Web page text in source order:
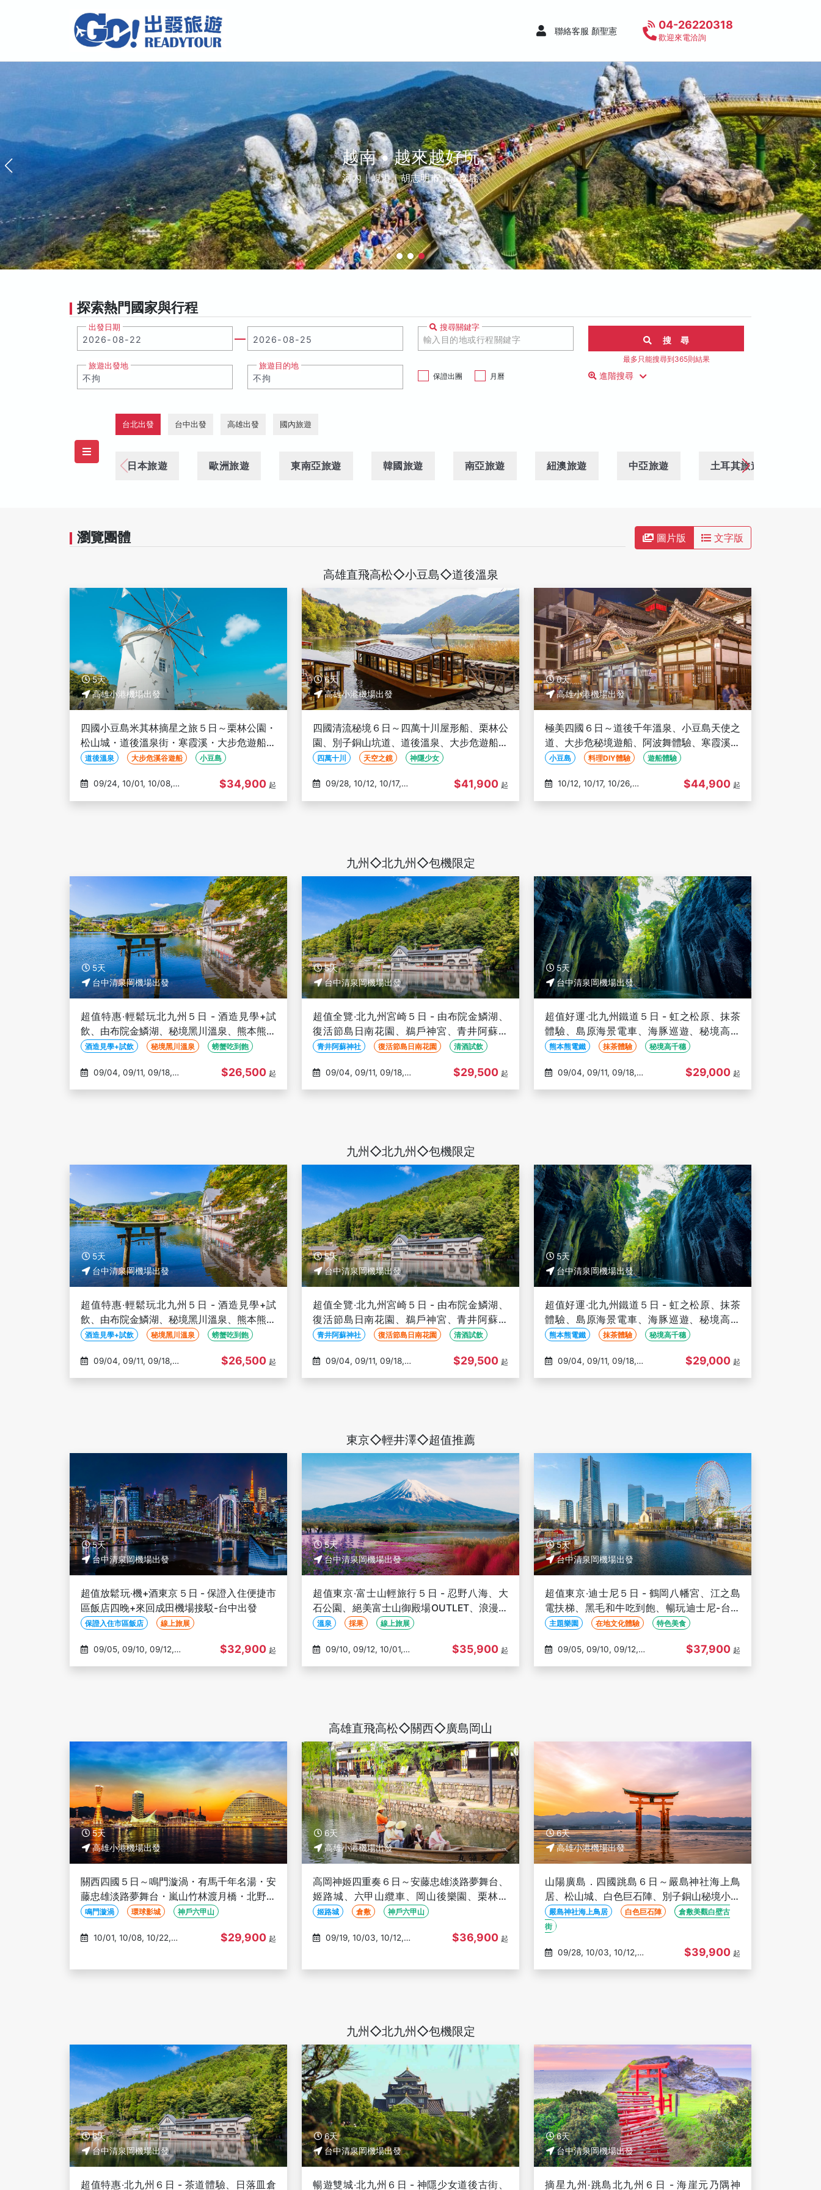
聯絡客服 顏聖憲 04-26220318
歡迎來電洽詢
和之美 日本全方位行旅
北｜北陸｜東京｜中部｜關西｜中四國｜九州
探索熱門國家與行程
出發日期 搜尋關鍵字
旅遊出發地
旅遊目的地
保證出團
月曆
搜 尋
最多只能搜尋到365則結果
進階搜尋
台北出發 台中出發 高雄出發 國內旅遊
日本旅遊 歐洲旅遊 東南亞旅遊 韓國旅遊 南亞旅遊 紐澳旅遊 中亞旅遊 土耳其旅遊
瀏覽團體 圖片版 文字版
高雄直飛高松◇小豆島◇道後溫泉
5天
高雄小港機場出發
四國小豆島米其林摘星之旅５日～栗林公園・
松山城・道後溫泉街・寒霞溪・大步危遊船・
天使之路・金刀比羅宮－高雄出發
道後溫泉 大步危溪谷遊船 小豆島
$34,900 起
6天
高雄小港機場出發
四國清流秘境６日～四萬十川屋形船、栗林公
園、別子銅山坑道、道後溫泉、大步危遊船、
祖谷葛藤橋、金刀比羅宮－高雄出發
四萬十川 天空之鏡 神隱少女
$41,900 起
6天
高雄小港機場出發
極美四國６日～道後千年溫泉、小豆島天使之
道、大步危秘境遊船、阿波舞體驗、寒霞溪纜
車、金刀比羅宮、松山城-高雄出發
小豆島 料理DIY體驗 遊船體驗
$44,900 起
九州◇北九州◇包機限定
5天
台中清泉岡機場出發
超值特惠‧輕鬆玩北九州５日 - 酒造見學+試
飲、由布院金鱗湖、秘境黑川溫泉、熊本熊電
鐵、螃蟹吃到飽-台中出發
酒造見學+試飲 秘境黑川溫泉 螃蟹吃到飽
$26,500 起
5天
台中清泉岡機場出發
超值全覽‧北九州宮崎５日 - 由布院金鱗湖、
復活節島日南花園、鵜戶神宮、青井阿蘇神
社、清酒試飲、巨無霸熊本熊-台中出發
青井阿蘇神社 復活節島日南花園 清酒試飲
$29,500 起
5天
台中清泉岡機場出發
超值好運‧北九州鐵道５日 - 虹之松原、抹茶
體驗、島原海景電車、海豚巡遊、秘境高千
穗、熊本熊電鐵、旅人觀光列車-台中出發
熊本熊電鐵 抹茶體驗 秘境高千穗
$29,000 起
九州◇北九州◇包機限定
5天
台中清泉岡機場出發
超值特惠‧輕鬆玩北九州５日 - 酒造見學+試
飲、由布院金鱗湖、秘境黑川溫泉、熊本熊電
鐵、螃蟹吃到飽-台中出發
酒造見學+試飲 秘境黑川溫泉 螃蟹吃到飽
$26,500 起
5天
台中清泉岡機場出發
超值全覽‧北九州宮崎５日 - 由布院金鱗湖、
復活節島日南花園、鵜戶神宮、青井阿蘇神
社、清酒試飲、巨無霸熊本熊-台中出發
青井阿蘇神社 復活節島日南花園 清酒試飲
$29,500 起
5天
台中清泉岡機場出發
超值好運‧北九州鐵道５日 - 虹之松原、抹茶
體驗、島原海景電車、海豚巡遊、秘境高千
穗、熊本熊電鐵、旅人觀光列車-台中出發
熊本熊電鐵 抹茶體驗 秘境高千穗
$29,000 起
東京◇輕井澤◇超值推薦
5天
台中清泉岡機場出發
超值放鬆玩‧機+酒東京５日 - 保證入住便捷市
區飯店四晚+來回成田機場接駁-台中出發
保證入住市區飯店 線上旅展
$32,900 起
5天
台中清泉岡機場出發
超值東京‧富士山輕旅行５日 - 忍野八海、大
石公園、絕美富士山御殿場OUTLET、浪漫花
手水神社、川越小江戶-台中出發
溫泉 採果 線上旅展
$35,900 起
5天
台中清泉岡機場出發
超值東京‧迪士尼５日 - 鶴岡八幡宮、江之島
電扶梯、黑毛和牛吃到飽、暢玩迪士尼-台中
出發
主題樂園 在地文化體驗 特色美食
$37,900 起
高雄直飛高松◇關西◇廣島岡山
5天
高雄小港機場出發
關西四國５日～鳴門漩渦・有馬千年名湯・安
藤忠雄淡路夢舞台・嵐山竹林渡月橋・北野異
人館・下鴨神社・大阪城－高雄出發
鳴門漩渦 環球影城 神戶六甲山
$29,900 起
6天
高雄小港機場出發
高岡神姬四重奏６日～安藤忠雄淡路夢舞台、
姬路城、六甲山纜車、岡山後樂園、栗林公
園、神戶牛排、採果體驗－高雄出發
姬路城 倉敷 神戶六甲山
$36,900 起
6天
高雄小港機場出發
山陽廣島．四國跳島６日～嚴島神社海上鳥
居、松山城、白色巨石陣、別子銅山秘境小火
車、道後溫泉、倉敷古街、栗林公園－高雄出
發
嚴島神社海上鳥居 白色巨石陣
倉敷美觀白壁古
街
$39,900 起
九州◇北九州◇包機限定
6天
台中清泉岡機場出發
超值特惠‧北九州６日 - 茶道體驗、日落皿倉
6天
台中清泉岡機場出發
暢遊雙城‧北九州６日 - 神隱少女道後古街、
6天
台中清泉岡機場出發
摘星九州‧跳島北九州６日 - 海崖元乃隅神